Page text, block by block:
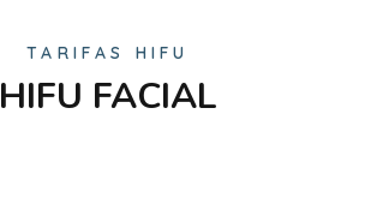
TARIFAS HIFU
HIFU FACIAL